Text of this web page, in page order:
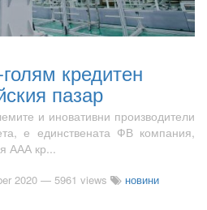
кредитен
пазар
и иновативни производители
е единствената ФВ компания,
ААА кр...
2020 — 5961 views новини